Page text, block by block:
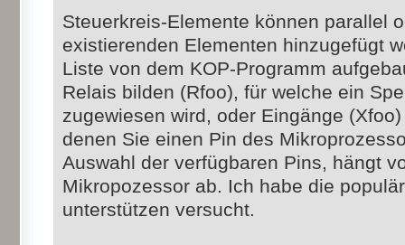
Steuerkreis-Elemente können parallel
existierenden Elementen hinzugefügt
Liste von dem KOP-Programm
Relais bilden (Rfoo), für welche ein
zugewiesen wird, oder Eingänge
denen Sie einen Pin des
Auswahl der verfügbaren Pins, hängt
Mikropozessor ab. Ich habe die
unterstützen versucht.